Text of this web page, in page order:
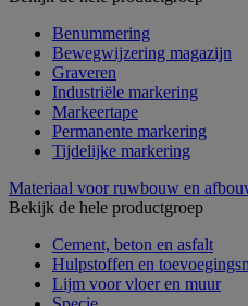
Benummering
Bewegwijzering magazijn
Graveren
Industriële markering
Markeertape
Permanente markering
Tijdelijke markering
Materiaal voor ruwbouw en
Bekijk de hele productgroep
Cement, beton en asfalt
Hulpstoffen en
Lijm voor vloer en muur